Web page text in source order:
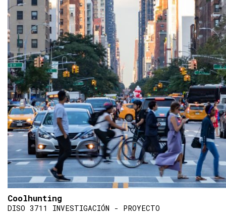
Coolhunting
DISO 3711 INVESTIGACIÓN - PROYECTO